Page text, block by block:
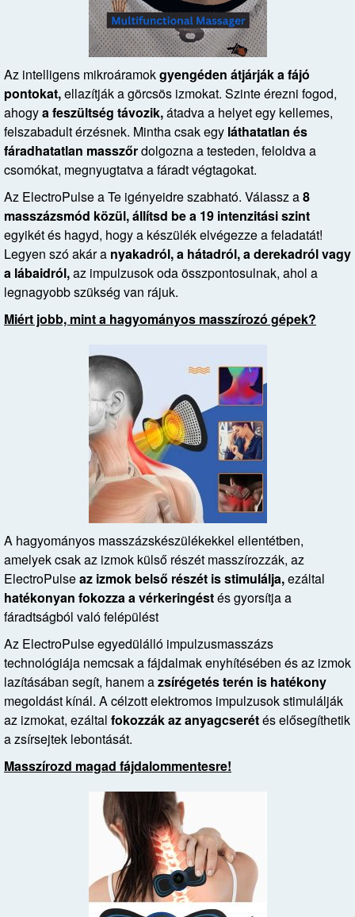
Az intelligens mikroáramokgyengéden átjárják a fájó
pontokat,ellazítják a görcsös izmokat. Szinte érezni fogod,
ahogya feszültség távozik,átadva a helyet egy kellemes,
felszabadult érzésnek. Mintha csak egy láthatatlan és
fáradhatatlan masszőrdolgozna a testeden, feloldva a
csomókat, megnyugtatva a fáradt végtagokat.
Az ElectroPulse a Te igényeidre szabható. Válassz a8
masszázsmód közül, állítsd be a 19 intenzitási szint
egyikét és hagyd, hogy a készülék elvégezze a feladatát!
Legyen szó akár a nyakadról, a hátadról, a derekadról vagy
a lábaidról,az impulzusok oda összpontosulnak, ahol a
legnagyobb szükség van rájuk.
Miért jobb, mint a hagyományos masszírozó gépek?
A hagyományos masszázskészülékekkel ellentétben,
amelyek csak az izmok külső részét masszírozzák, az
ElectroPulseaz izmok belső részét is stimulálja,ezáltal
hatékonyan fokozza a vérkeringéstés gyorsítja a
fáradtságból való felépülést
Az ElectroPulse egyedülálló impulzusmasszázs
technológiája nemcsak a fájdalmak enyhítésében és az izmok
lazításában segít, hanem azsírégetés terén is hatékony
megoldást kínál. A célzott elektromos impulzusok stimulálják
az izmokat, ezáltal fokozzák az anyagcserétés elősegíthetik
a zsírsejtek lebontását.
Masszírozd magad fájdalommentesre!